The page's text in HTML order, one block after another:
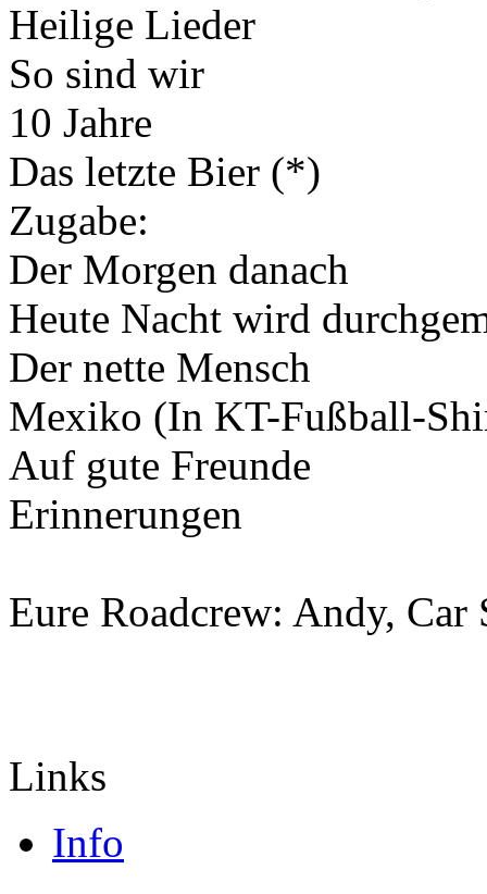
Heilige Lieder
So sind wir
10 Jahre
Das letzte Bier (*)
Zugabe:
Der Morgen danach
Heute Nacht wird
Der nette Mensch
Mexiko (In KT-Fußball-
Auf gute Freunde
Erinnerungen
Eure Roadcrew: Andy, Car
Links
Info